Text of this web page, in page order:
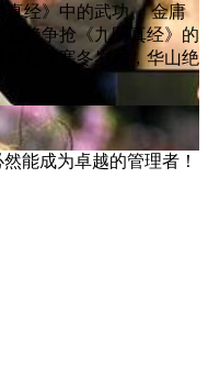
真经》中的武功。 金庸
五绝争抢《九阴真经》的
时是在寒冬岁尽，华山绝